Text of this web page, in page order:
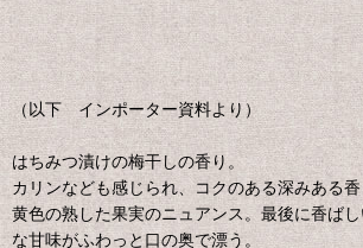
（以下 インポーター資料より）
はちみつ漬けの梅干しの香り。
カリンなども感じられ、コクのある深みある香
黄色の熟した果実のニュアンス。最後に香ば
な甘味がふわっと口の奥で漂う。